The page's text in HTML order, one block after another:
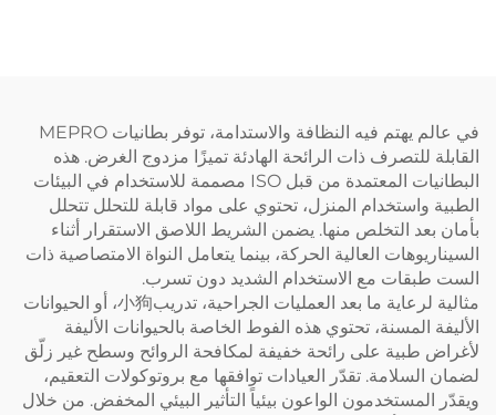
في عالم يهتم فيه النظافة والاستدامة، توفر بطانيات MEPRO
القابلة للتصرف ذات الرائحة الهادئة تميزًا مزدوج الغرض. هذه
البطانيات المعتمدة من قبل ISO مصممة للاستخدام في البيئات
الطبية واستخدام المنزل، تحتوي على مواد قابلة للتحلل تتحلل
بأمان بعد التخلص منها. يضمن الشريط اللاصق الاستقرار أثناء
السيناريوهات العالية الحركة، بينما يتعامل النواة الامتصاصية ذات
الست طبقات مع الاستخدام الشديد دون تسرب.
مثالية لرعاية ما بعد العمليات الجراحية، تدريب小狗، أو الحيوانات
الأليفة المسنة، تحتوي هذه الفوط الخاصة بالحيوانات الأليفة
لأغراض طبية على رائحة خفيفة لمكافحة الروائح وسطح غير زلّق
لضمان السلامة. تقدّر العيادات توافقها مع بروتوكولات التعقيم،
ويقدّر المستخدمون الواعون بيئياً التأثير البيئي المخفض. من خلال